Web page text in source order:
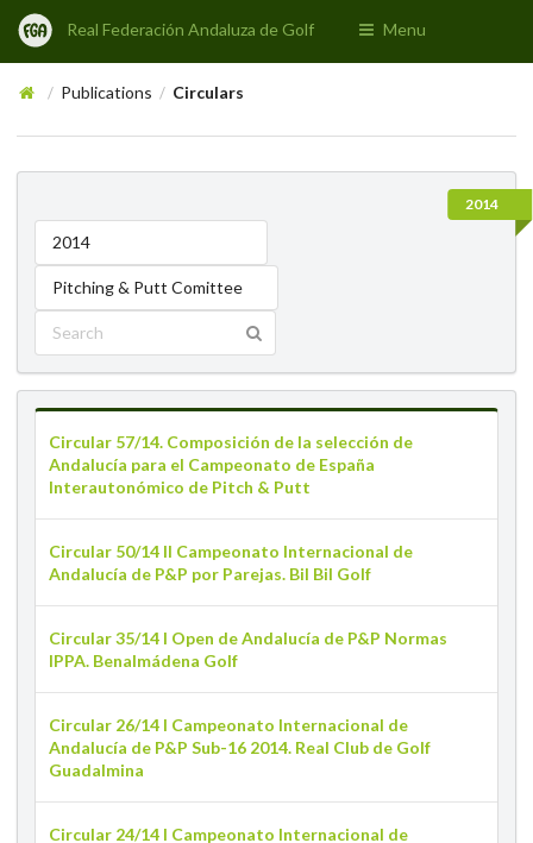
Real Federación Andaluza de Golf Menu
/ Publications / Circulars
2014
2014
Pitching & Putt Comittee
Circular 57/14. Composición de la selección de
Andalucía para el Campeonato de España
Interautonómico de Pitch & Putt
Circular 50/14 II Campeonato Internacional de
Andalucía de P&P por Parejas. Bil Bil Golf
Circular 35/14 I Open de Andalucía de P&P Normas
IPPA. Benalmádena Golf
Circular 26/14 I Campeonato Internacional de
Andalucía de P&P Sub-16 2014. Real Club de Golf
Guadalmina
Circular 24/14 I Campeonato Internacional de